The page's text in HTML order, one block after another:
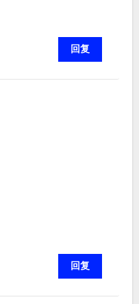
回复
回复